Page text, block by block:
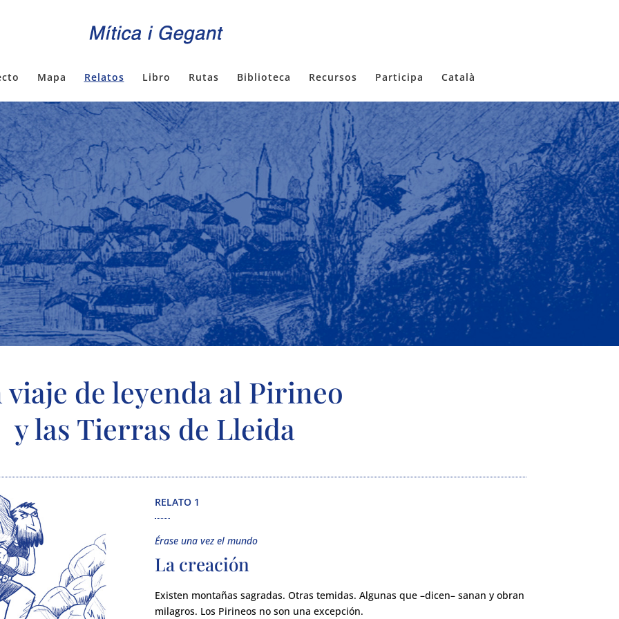
Mapa Relatos Libro Rutas Biblioteca Recursos Participa Català
viaje de leyenda al Pirineo
y las Tierras de Lleida
RELATO 1
Érase una vez el mundo
La creación
Existen montañas sagradas. Otras temidas. Algunas que –dicen– sanan y obran
milagros. Los Pirineos no son una excepción.